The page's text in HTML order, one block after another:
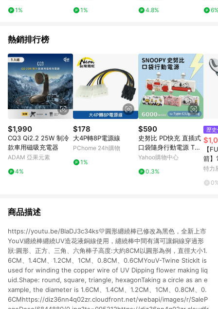
1%
1%
C58-210-0
4.8%
熱銷排行榜
$1,990
CQ3 Qi2.2 25W 制冷
款車用磁吸充電器
ADAM 亞果元素
4%
$178
大4P轉8P電源線
PChome 24h購物
1%
$590
史努比 PD快充 直插式
口袋隨身行動電源 TYP
E-C/Lightning 6000s
Yahoo購物中心
0.3%
歷
【
箭】
0平
特力
商品描述
https://youtu.be/BIaDJ3c34ks💛圓形纏繞棒已修改為黑色，全新上市
YouV纏繞棒纏繞UV造花液銅線使用，纏繞棒中間有溝可讓銅線穿過形
狀:圓形、正方、三角、六角棒子高度:大約8CM以圓形為例，直徑大小1.
6CM、1.4CM、1.2CM、1CM、0.8CM、0.6CMYouV-Twine StickIt is
used for winding the copper wire of UV Dipping flower making liq
uid.Shape: round, square, triangle, hexagonTaking a circle as an e
xample, the diameter is 1.6CM、1.4CM、1.2CM、1CM、0.8CM、0.
6CMhttps://diz36nn4q02zr.cloudfront.net/webapi/images/r/SaleP